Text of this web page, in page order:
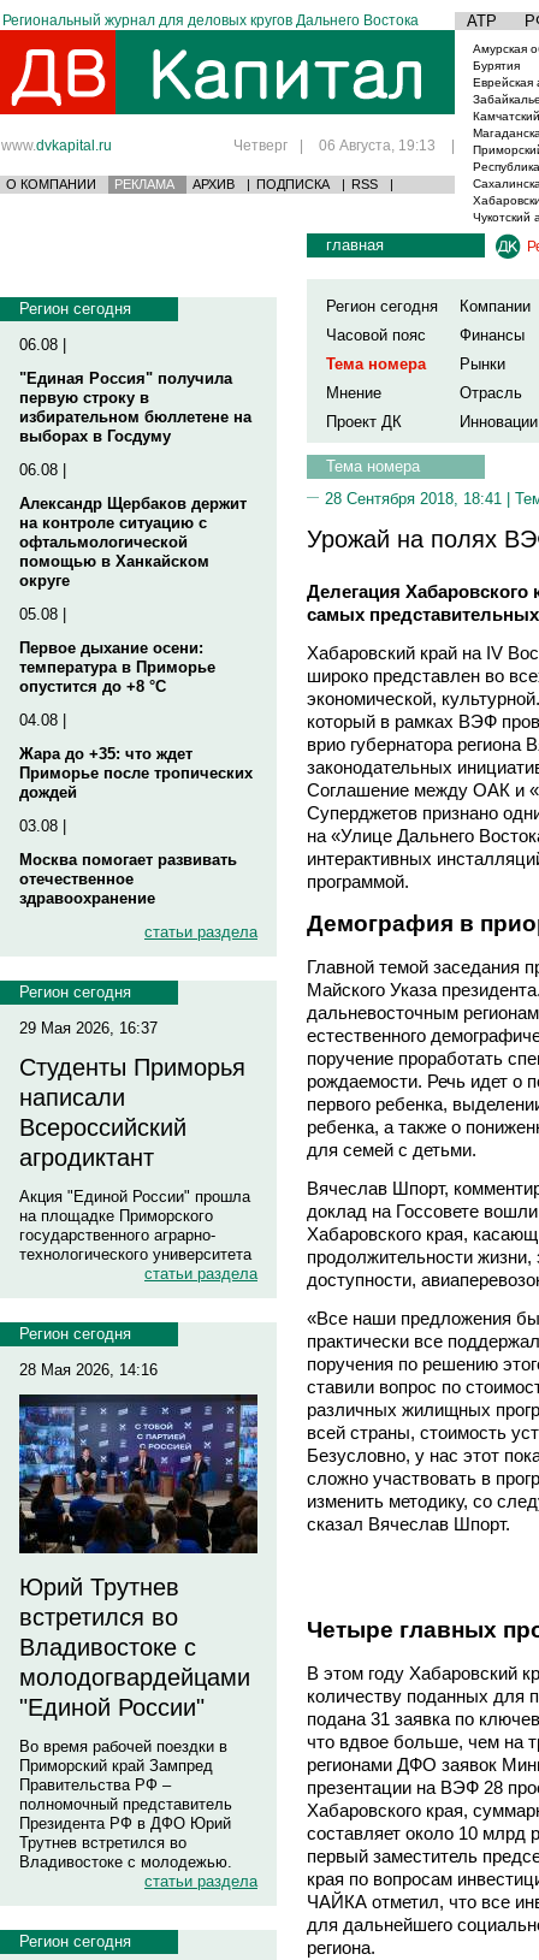
Региональный журнал для деловых кругов Дальнего Востока АТР
www.dvkapital.ru Четверг | 06 Августа, 19:13 |
О КОМПАНИИ РЕКЛАМА АРХИВ | ПОДПИСКА | RSS |
Амурская
Бурятия
Еврейская
Чукотский
Регион сегодня
06.08 |
"Единая Россия" получила
первую строку в
избирательном бюллетене на
выборах в Госдуму
06.08 |
Александр Щербаков держит
на контроле ситуацию с
офтальмологической
помощью в Ханкайском
округе
05.08 |
Первое дыхание осени:
температура в Приморье
опустится до +8 °C
04.08 |
Жара до +35: что ждет
Приморье после тропических
дождей
03.08 |
Москва помогает развивать
отечественное
здравоохранение
статьи раздела
Регион сегодня
29 Мая 2026, 16:37
Студенты Приморья
написали
Всероссийский
агродиктант
Акция "Единой России" прошла
на площадке Приморского
государственного аграрно-
технологического университета
статьи раздела
Регион сегодня
28 Мая 2026, 14:16
Юрий Трутнев
встретился во
Владивостоке с
молодогвардейцами
"Единой России"
Во время рабочей поездки в
Приморский край Зампред
Правительства РФ –
полномочный представитель
Президента РФ в ДФО Юрий
Трутнев встретился во
Владивостоке с молодежью.
статьи раздела
Регион сегодня
главная
Регион сегодня
Компании
Часовой пояс
Финансы
Тема номера
Рынки
Мнение
Отрасль
Проект ДК
Инновации
Тема номера
28 Сентября 2018, 18:41 |
Урожай на полях
Делегация
самых представительных
Хабаровский край на IV
широко представлен во
экономической,
который в рамках ВЭФ
врио губернатора
законодательных
Соглашение между ОАК и
Суперджетов признано
на «Улице Дальнего
интерактивных
программой.
Демография в
Главной темой заседания
Майского Указа
дальневосточным
естественного
поручение проработать
рождаемости. Речь идет о
первого ребенка,
ребенка, а также о
для семей с детьми.
Вячеслав Шпорт,
доклад на Госсовете
Хабаровского края,
продолжительности жизни,
доступности,
«Все наши предложения
практически все
поручения по решению
ставили вопрос по
различных жилищных
всей страны, стоимость
Безусловно, у нас этот
сложно участвовать в
изменить методику, со
сказал Вячеслав Шпорт.
Четыре главных
В этом году Хабаровский
количеству поданных для
подана 31 заявка по
что вдвое больше, чем на
регионами ДФО заявок
презентации на ВЭФ 28
Хабаровского края,
составляет около 10
первый заместитель
края по вопросам
ЧАЙКА отметил, что все
для дальнейшего
региона.